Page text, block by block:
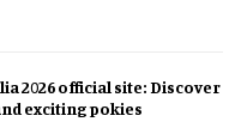
2026 official site: Discover
exciting pokies